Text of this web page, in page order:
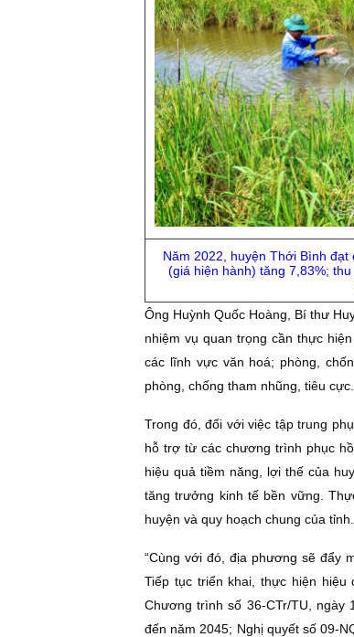
Năm 2022, huyện Thới Bình
(giá hiện hành) tăng 7,83%;
Ông Huỳnh Quốc Hoàng, Bí thư
nhiệm vụ quan trọng cần thực
các lĩnh vực văn hoá; phòng,
phòng, chống tham nhũng, tiêu cực...
Trong đó, đối với việc tập trung
hỗ trợ từ các chương trình phục
hiệu quả tiềm năng, lợi thế của
tăng trưởng kinh tế bền vững.
huyện và quy hoạch chung của tỉnh.
“Cùng với đó, địa phương sẽ đẩy
Tiếp tục triển khai, thực hiện hiệu
Chương trình số 36-CTr/TU, ngày
đến năm 2045; Nghị quyết số 09-